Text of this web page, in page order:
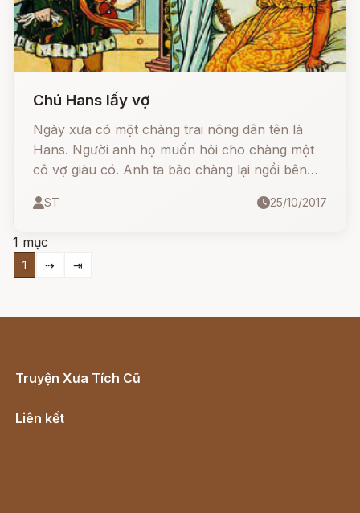
Chú Hans lấy vợ
Ngày xưa có một chàng trai nông dân tên là
Hans. Người anh họ muốn hỏi cho chàng một
cô vợ giàu có. Anh ta bảo chàng lại ngồi bên
sữa và rất nhiều bánh mì trắng, nhét vào tay
dặn:
ST 25/10/2017
1 mục
1 ⇢ ⇥
Truyện Xưa Tích Cũ
Liên kết